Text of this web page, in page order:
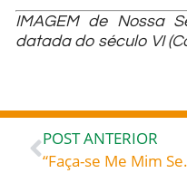
IMAGEM de Nossa
datada do século VI
POST ANTERIOR
“Faça-se